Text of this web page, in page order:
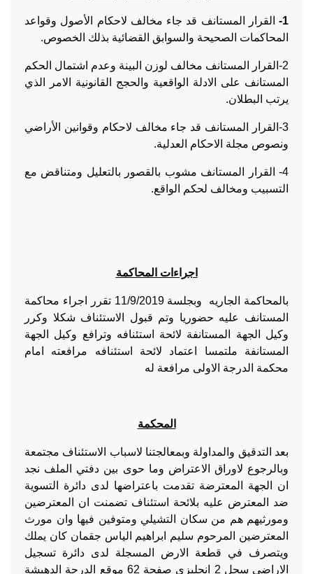
1-
القرار المستانف قد جاء مخالف لاحكام الأصول وقواعد
المحاكمات الصحيحة والسوابق القضائية بذلك الخصوص.
2-القرار المستانف مخالف لوزن البينة وعدم اشتمال الحكم
المستانف على الادلة الواقعية والحجج القانونية الامر الذي
يرتب البطلان.
3-القرار المستانف قد جاء مخالف لاحكام وقوانين الأراضي
ونصوص مجلة الاحكام العدلية.
4- القرار المستانف مشوب بالقصور بالتعليل ومتناقض مع
التسبيب ومخالف لحكم الواقع.
اجراءات المحاكمة
بالمحاكمة الجاريه وبجلسة 11/9/2019 تقرر اجراء محاكمة
المستانف عليه حضوريا وتم قبول الاستئناف شكلا وكرر
وكيل الجهة المستانفة لائحة استئنافه وترافع وكيل الجهة
المستانفة ملتمسا اعتماد لائحة استئنافه مرافعته امام
محكمة الدرجة الاولى مرافعة له
المحكمة
بعد التدقيق والمداولة وبمعالجتنا لاسباب الاستئناف مجتمعة
وبالرجوع لاوراق الاعتراض وما حوى بين دفتي الملف نجد
ان الجهة المعترضة تقدمت باعتراضها لدى دائرة التسوية
ضد المعترض عليه بلائحة استئناف تضمنت ان المعترضين
ومورثيهم هم من سكان التشيلي ومتوفين فيها وان مورث
المعترضين المرحوم سليم ابراهيم الياس جقمان كان يملك
ويتصرف في قطعة الارض المسجلة لدى دائرة تسجيل
الاراضي سجل 2 انجليزي صفحة 62 موقع الدرجة الدهيشة